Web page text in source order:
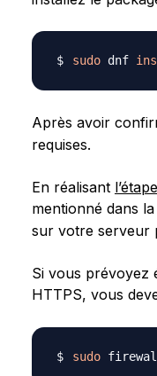
sudo dnf
Après avoir
requises.
En réalisant
mentionné dans
sur votre serveur
Si vous prévoyez
HTTPS, vous
sudo